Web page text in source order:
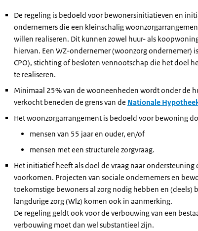
De regeling is bedoeld voor bewonersinitiatieven en
ondernemers die een kleinschalig
willen realiseren. Dit kunnen zowel huur- als
hiervan. Een WZ-ondernemer (woonzorg ondernemer)
CPO), stichting of besloten vennootschap die het doel
te realiseren.
Minimaal 25% van de wooneenheden wordt onder de
verkocht beneden de grens van de Nationale
Het woonzorgarrangement is bedoeld voor bewoning
mensen van 55 jaar en ouder, en/of
mensen met een structurele zorgvraag.
Het initiatief heeft als doel de vraag naar ondersteuning
voorkomen. Projecten van sociale ondernemers en
toekomstige bewoners al zorg nodig hebben en (deels)
langdurige zorg (Wlz) komen ook in aanmerking.
De regeling geldt ook voor de verbouwing van een
verbouwing moet dan wel substantieel zijn.